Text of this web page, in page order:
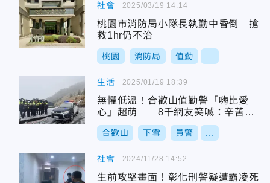
社會
桃園市消防局小隊長執勤中昏倒 搶
救1hr仍不治
桃園 消防局 值勤
2025/03/19 14:14
生活
無懼低溫！合歡山值勤警「嗨比愛
心」超萌 8千網友笑喊：辛苦
了！
合歡山 下雪 員警
2025/01/19 18:39
社會
生前攻堅畫面！彰化刑警疑遭霸凌死
2024/11/28 14:52